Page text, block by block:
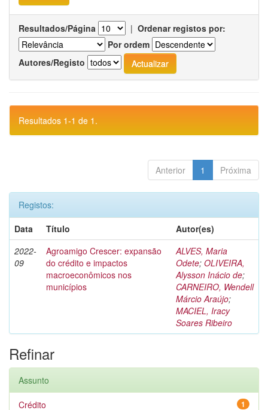
Resultados/Página | Ordenar registos por:
Por ordem
Autores/Registo
Resultados 1-1 de 1.
Anterior 1 Próxima
Registos:
Data
Título
Autor(es)
2022-
09
Agroamigo Crescer: expansão
do crédito e impactos
macroeconômicos nos
municípios
ALVES, Maria
Odete; OLIVEIRA,
Alysson Inácio de;
CARNEIRO, Wendell
Márcio Araújo;
MACIEL, Iracy
Soares Ribeiro
Refinar
Assunto
1
Crédito